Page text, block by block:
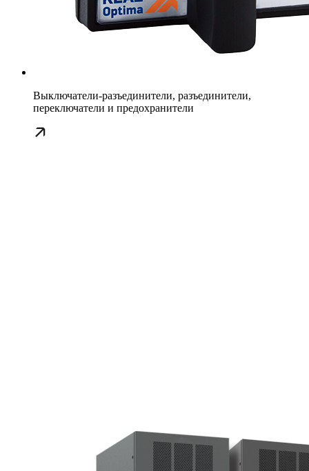
Выключатели-разъединители, разъединители,
переключатели и предохранители